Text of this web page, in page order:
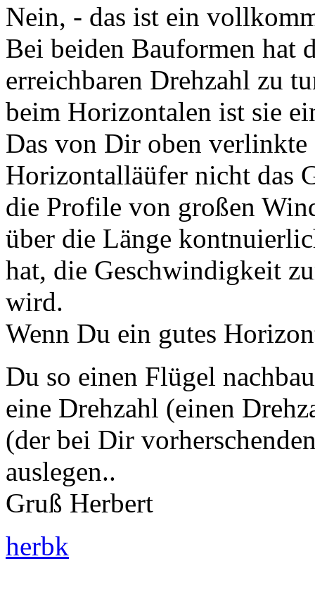
Nein, - das ist ein
Bei beiden Bauformen hat
erreichbaren Drehzahl zu
beim Horizontalen ist sie
Das von Dir oben
Horizontalläüfer nicht das
die Profile von großen
über die Länge
hat, die Geschwindigkeit
wird.
Wenn Du ein gutes
Du so einen Flügel
eine Drehzahl (einen
(der bei Dir
auslegen..
Gruß Herbert
herbk